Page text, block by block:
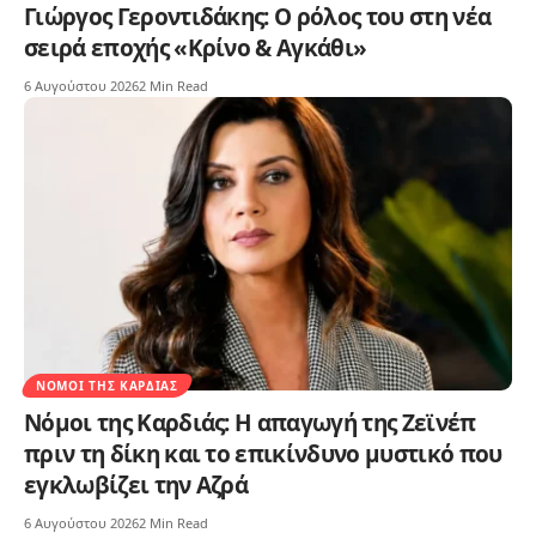
Γιώργος Γεροντιδάκης: Ο ρόλος του στη νέα
σειρά εποχής «Κρίνο & Αγκάθι»
6 Αυγούστου 20262 Min Read
ΝΌΜΟΙ ΤΗΣ ΚΑΡΔΙΆΣ
Νόμοι της Καρδιάς: Η απαγωγή της Ζεϊνέπ
πριν τη δίκη και το επικίνδυνο μυστικό που
εγκλωβίζει την Αζρά
6 Αυγούστου 20262 Min Read